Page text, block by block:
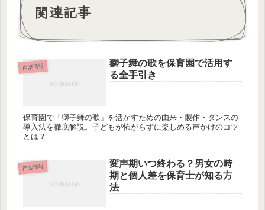
関連記事
声楽情報
獅子舞の歌を保育園で活用す
る全手引き
保育園で「獅子舞の歌」を活かすための由来・製作・ダンスの
導入法を徹底解説。子どもが怖がらずに楽しめる声かけのコツ
とは？
声楽情報
変声期いつ終わる？男女の時
期と個人差を保育士が知る方
法